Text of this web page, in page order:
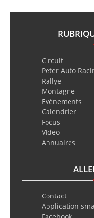
Circuit
Peter Auto
Rallye
Montagne
Evènements
Calendrier
Focus
Video
Annuaires
Contact
Application